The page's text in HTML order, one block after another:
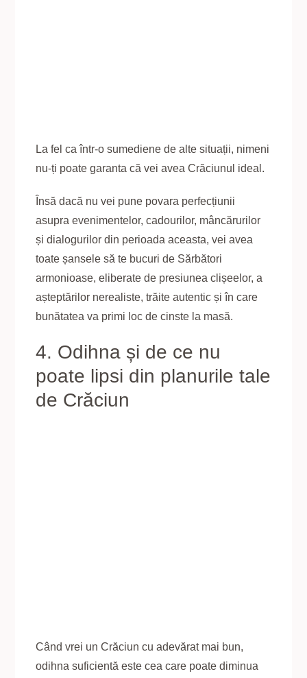
La fel ca într-o sumediene de alte situații, nimeni
nu-ți poate garanta că vei avea Crăciunul ideal.
Însă dacă nu vei pune povara perfecțiunii
asupra evenimentelor, cadourilor, mâncărurilor
și dialogurilor din perioada aceasta, vei avea
toate șansele să te bucuri de Sărbători
armonioase, eliberate de presiunea clișeelor, a
așteptărilor nerealiste, trăite autentic și în care
bunătatea va primi loc de cinste la masă.
4. Odihna și de ce nu
poate lipsi din planurile tale
de Crăciun
Când vrei un Crăciun cu adevărat mai bun,
odihna suficientă este cea care poate diminua